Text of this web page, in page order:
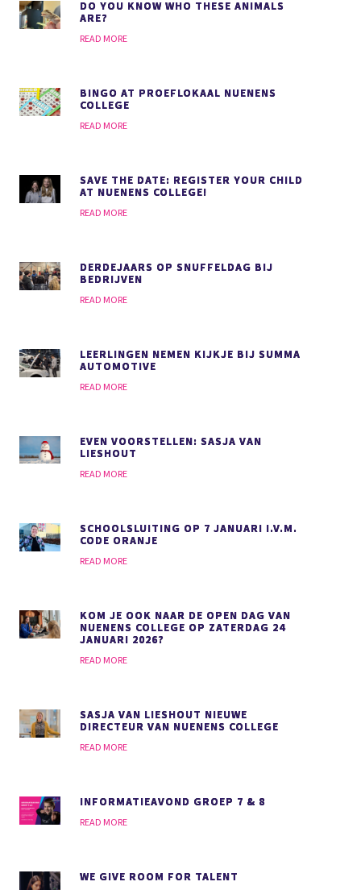
DO YOU KNOW WHO THESE ANIMALS
ARE?
READ MORE
BINGO AT PROEFLOKAAL NUENENS
COLLEGE
READ MORE
SAVE THE DATE: REGISTER YOUR CHILD
AT NUENENS COLLEGE!
READ MORE
DERDEJAARS OP SNUFFELDAG BIJ
BEDRIJVEN
READ MORE
LEERLINGEN NEMEN KIJKJE BIJ SUMMA
AUTOMOTIVE
READ MORE
EVEN VOORSTELLEN: SASJA VAN
LIESHOUT
READ MORE
SCHOOLSLUITING OP 7 JANUARI I.V.M.
CODE ORANJE
READ MORE
KOM JE OOK NAAR DE OPEN DAG VAN
NUENENS COLLEGE OP ZATERDAG 24
JANUARI 2026?
READ MORE
SASJA VAN LIESHOUT NIEUWE
DIRECTEUR VAN NUENENS COLLEGE
READ MORE
INFORMATIEAVOND GROEP 7 & 8
READ MORE
WE GIVE ROOM FOR TALENT